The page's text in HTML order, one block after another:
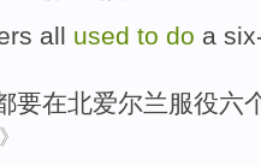
all used to do a
要在北爱尔兰服役六